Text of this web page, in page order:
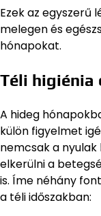
Ezek az egyszerű
melegen és
hónapokat.
Téli higiénia
A hideg
külön figyelmet
nemcsak a
elkerülni a
is. Íme néhány
a téli időszakban: